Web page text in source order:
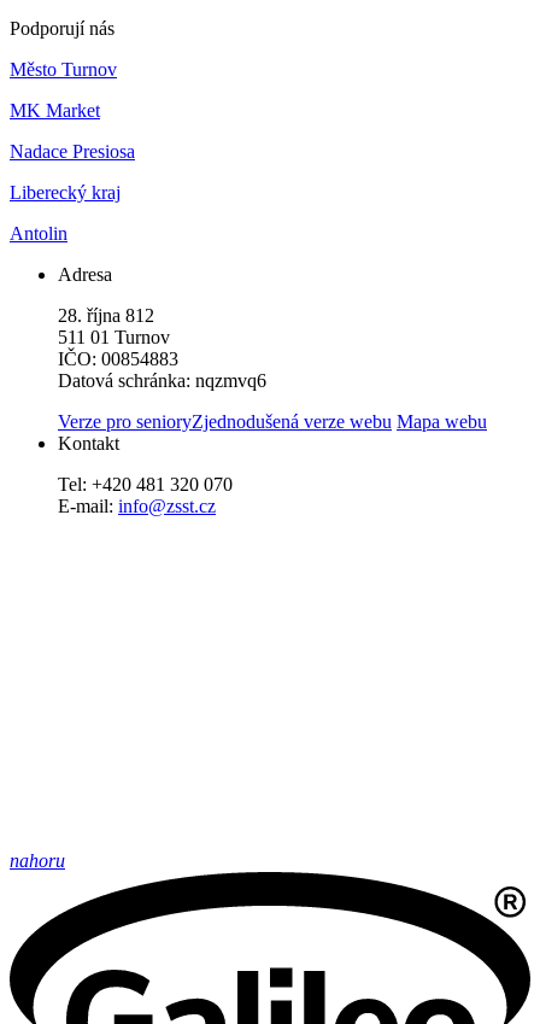
Podporují nás
Město Turnov
MK Market
Nadace Presiosa
Liberecký kraj
Antolin
Adresa
28. října 812
511 01 Turnov
IČO: 00854883
Datová schránka: nqzmvq6
Verze pro senioryZjednodušená verze webu Mapa webu
Kontakt
Tel: +420 481 320 070
E-mail: info@zsst.cz
nahoru